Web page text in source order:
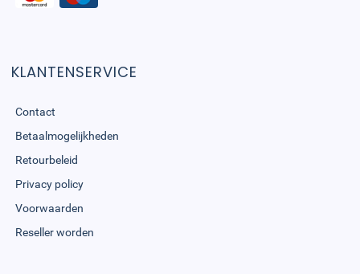
KLANTENSERVICE
Contact
Betaalmogelijkheden
Retourbeleid
Privacy policy
Voorwaarden
Reseller worden